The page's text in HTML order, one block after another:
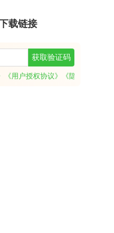
载链接
获取验证码
《用户授权协议》 《隐私政策》